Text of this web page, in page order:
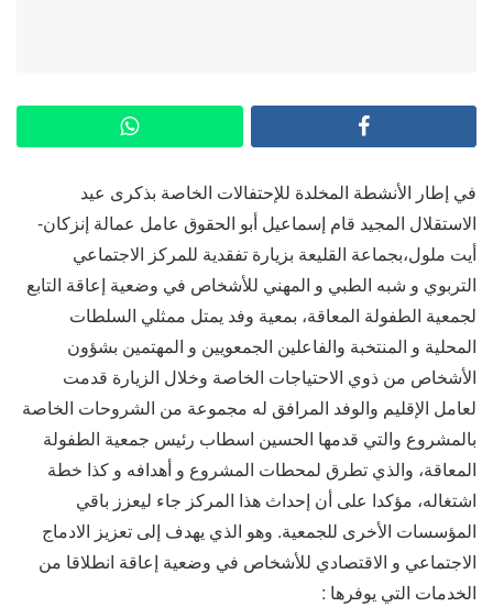
في إطار الأنشطة المخلدة للإحتفالات الخاصة بذكرى عيد
الاستقلال المجيد قام إسماعيل أبو الحقوق عامل عمالة إنزكان-
أيت ملول،بجماعة القليعة بزيارة تفقدية للمركز الاجتماعي
التربوي و شبه الطبي و المهني للأشخاص في وضعية إعاقة التابع
لجمعية الطفولة المعاقة، بمعية وفد يمتل ممثلي السلطات
المحلية و المنتخبة والفاعلين الجمعويين و المهتمين بشؤون
الأشخاص من ذوي الاحتياجات الخاصة وخلال الزيارة قدمت
لعامل الإقليم والوفد المرافق له مجموعة من الشروحات الخاصة
بالمشروع والتي قدمها الحسين اسطاب رئيس جمعية الطفولة
المعاقة، والذي تطرق لمحطات المشروع و أهدافه و كذا خطة
اشتغاله، مؤكدا على أن إحداث هذا المركز جاء ليعزز باقي
المؤسسات الأخرى للجمعية. وهو الذي يهدف إلى تعزيز الادماج
الاجتماعي و الاقتصادي للأشخاص في وضعية إعاقة انطلاقا من
الخدمات التي يوفرها :